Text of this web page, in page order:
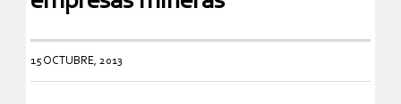
15 OCTUBRE, 2013